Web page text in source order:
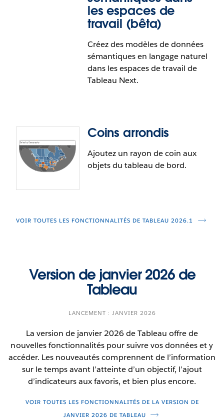
Obtenez un centre de commande des données qui
permet l’orchestration des données en un seul
endroit. Utilisez cette plateforme centralisée pour
gérer sans heurts toutes vos données, centraliser
leur supervision et renforcer leur fiabilité grâce à
les espaces de
travail (bêta)
Créez des modèles de données
sémantiques en langage naturel
dans les espaces de travail de
Tableau Next.
travail (bêta)
Tableau Next. Mappez les objets et créez les
relations automatiquement pour passer des
données brutes à une couche sémantique
sémantiques dans les espaces de travail est offerte
en version bêta.
Coins arrondis
Ajoutez un rayon de coin aux
objets du tableau de bord.
Coins arrondis
tableau de bord directement dans
difficultés liées aux annotations ou aux images. Il
vous suffit de choisir la valeur du rayon pour créer
un simple coin arrondi ou d’utiliser un rayon de
coin plus grand pour créer différentes formes.
Tableau Desktop, Tableau Cloud et Tableau Public.
VOIR TOUTES LES FONCTIONNALITÉS DE TABLEAU 2026.1
Version de janvier 2026 de
Tableau
LANCEMENT : JANVIER 2026
La version de janvier 2026 de Tableau offre de
nouvelles fonctionnalités pour suivre vos données et y
accéder. Les nouveautés comprennent de l’information
sur le temps avant l’atteinte d’un objectif, l’ajout
d’indicateurs aux favoris, et bien plus encore.
VOIR TOUTES LES FONCTIONNALITÉS DE LA VERSION DE
JANVIER 2026 DE TABLEAU